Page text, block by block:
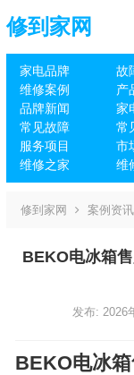
修到家网
家电品牌 故
维修案例
产
品牌新闻
家
常见故障
常
服务项目
市
维修之家
维
修到家网 案例资讯
BEKO电冰箱
发布: 2026
BEKO电冰